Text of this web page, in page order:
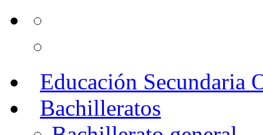
Educación Secundaria
Bachilleratos